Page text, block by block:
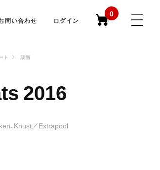
問い合わせ ログイン
0
ト 版画
2016
、Knust／Extrapool